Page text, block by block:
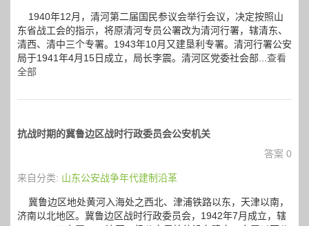
1940年12月，清河第二届国民参议会举行会议，决定按照山
东省战工会的指示，将原清河专员公署改为清河行署，辖清东、
清西、清中三个专署。1943年10月又建垦利专署。清河行署公安
局于1941年4月15日成立，局长李震。清河区党委社会部... 查看
全部
抗战时期的冀鲁边区战时行政委员会公安机关
答案 0
来自分类: 山东公安战争年代建制沿革
冀鲁边区地处黄河入海处之西北、津浦铁路以东，天津以南，
济南以北地区。冀鲁边区战时行政委员会，1942年7月成立，辖